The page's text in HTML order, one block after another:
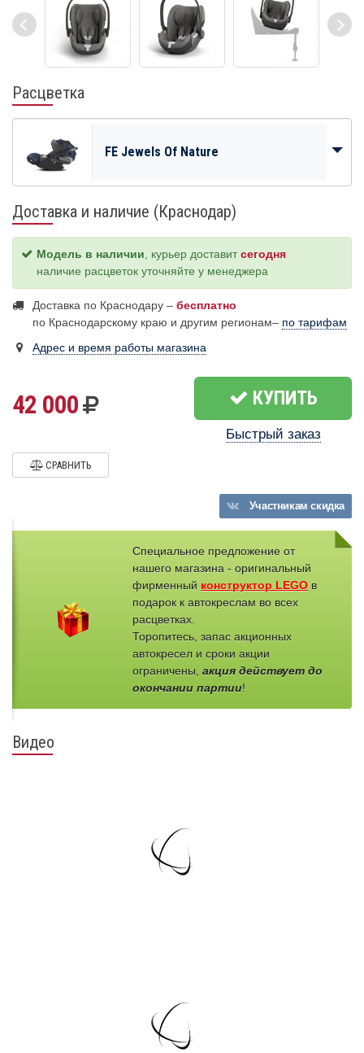
Расцветка
FE Jewels Of Nature
Доставка и наличие (Краснодар)
Модель в наличии, курьер доставитсегодня
наличие расцветок уточняйте у менеджера
Доставка по Краснодару – бесплатно
по Краснодарскому краю и другим регионам– по тарифам
Адрес и время работы магазина
42 000 КУПИТЬ
Быстрый заказ
СРАВНИТЬ
Участникамскидка
Специальное предложение от
нашего магазина - оригинальный
фирменный конструктор LEGO в
подарок к автокреслам во всех
расцветках.
Торопитесь, запас акционных
автокресел и сроки акции
ограничены, акция действует до
окончании партии!
Видео